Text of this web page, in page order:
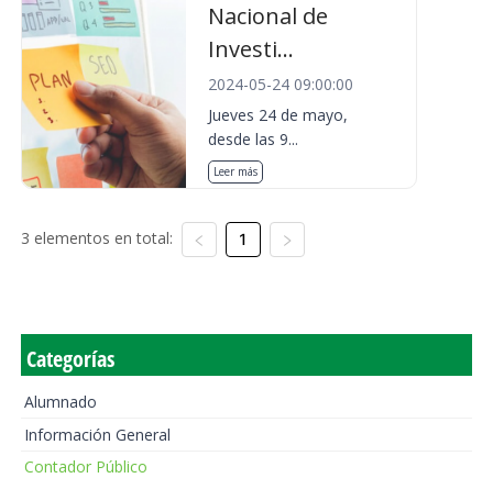
Nacional de
Investi...
2024-05-24 09:00:00
Jueves 24 de mayo,
desde las 9...
Leer más
3 elementos en total: 1
Categorías
Alumnado
Información General
Contador Público